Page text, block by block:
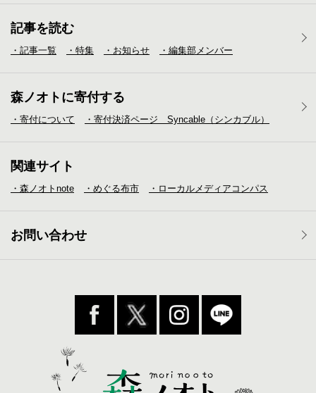
記事を読む
・記事一覧 ・特集 ・お知らせ ・編集部メンバー
森ノオトに寄付する
・寄付について ・寄付決済ページ Syncable（シンカブル）
関連サイト
・森ノオトnote ・めぐる布市 ・ローカルメディア コンパス
お問い合わせ